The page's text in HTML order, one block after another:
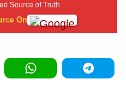
Source of Truth
On